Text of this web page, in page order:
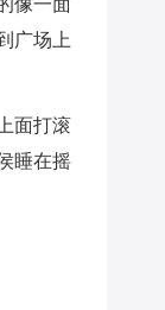
像一面
广场上
面打滚
睡在摇